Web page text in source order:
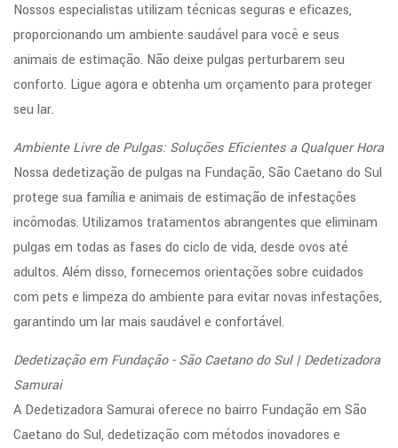
Nossos especialistas utilizam técnicas seguras e eficazes,
proporcionando um ambiente saudável para você e seus
animais de estimação. Não deixe pulgas perturbarem seu
conforto. Ligue agora e obtenha um orçamento para proteger
seu lar.
Ambiente Livre de Pulgas: Soluções Eficientes a Qualquer Hora
Nossa dedetização de pulgas na Fundação, São Caetano do Sul
protege sua família e animais de estimação de infestações
incômodas. Utilizamos tratamentos abrangentes que eliminam
pulgas em todas as fases do ciclo de vida, desde ovos até
adultos. Além disso, fornecemos orientações sobre cuidados
com pets e limpeza do ambiente para evitar novas infestações,
garantindo um lar mais saudável e confortável.
Dedetização em Fundação - São Caetano do Sul | Dedetizadora
Samurai
A Dedetizadora Samurai oferece no bairro Fundação em São
Caetano do Sul, dedetização com métodos inovadores e